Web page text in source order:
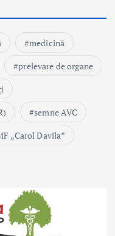
medicină
prelevare de organe
semne AVC
„Carol Davila”